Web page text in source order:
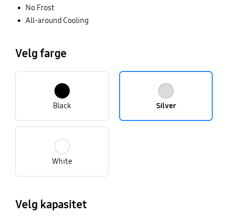
No Frost
All-around Cooling
Velg farge
Black Silver
White
Velg kapasitet